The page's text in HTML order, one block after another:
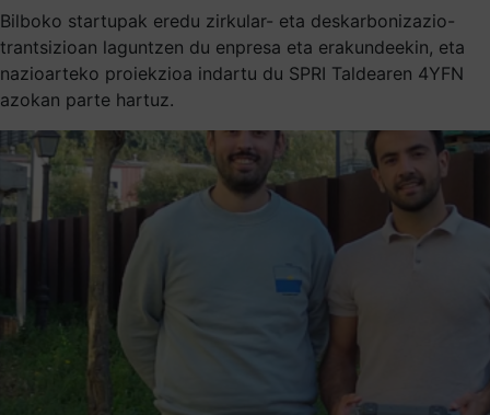
Bilboko startupak eredu zirkular- eta deskarbonizazio-
trantsizioan laguntzen du enpresa eta erakundeekin, eta
nazioarteko proiekzioa indartu du SPRI Taldearen 4YFN
azokan parte hartuz.